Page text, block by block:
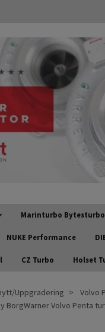
Marinturbo
NUKE Performance
CZ Turbo Holset
Uppgradering
Volvo
BorgWarner Volvo Penta